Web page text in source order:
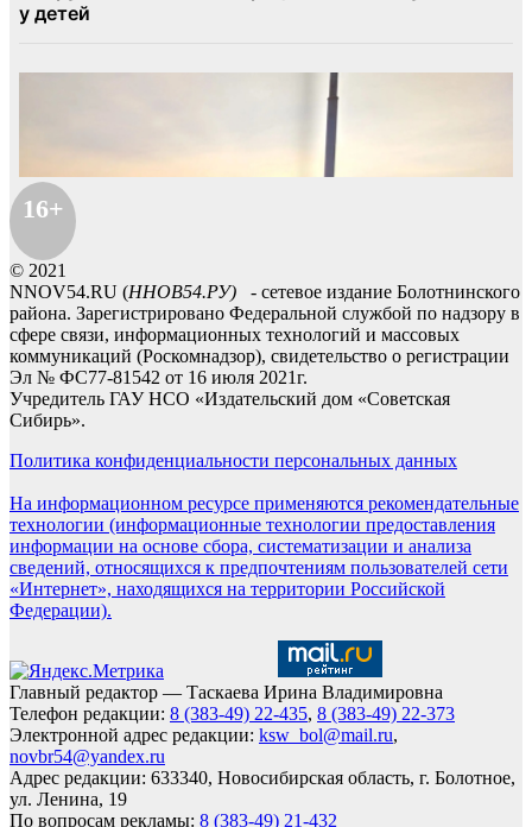
16+
© 2021
NNOV54.RU (ННОВ54.РУ) - сетевое издание Болотнинского
района. Зарегистрировано Федеральной службой по надзору в
сфере связи, информационных технологий и массовых
коммуникаций (Роскомнадзор), свидетельство о регистрации
Эл № ФС77-81542 от 16 июля 2021г.
Учредитель ГАУ НСО «Издательский дом «Советская
Сибирь».
Политика конфиденциальности персональных данных
На информационном ресурсе применяются рекомендательные
технологии (информационные технологии предоставления
информации на основе сбора, систематизации и анализа
сведений, относящихся к предпочтениям пользователей сети
«Интернет», находящихся на территории Российской
Федерации).
Главный редактор — Таскаева Ирина Владимировна
Телефон редакции: 8 (383-49) 22-435, 8 (383-49) 22-373
Электронной адрес редакции: ksw_bol@mail.ru,
novbr54@yandex.ru
Адрес редакции: 633340, Новосибирская область, г. Болотное,
ул. Ленина, 19
По вопросам рекламы: 8 (383-49) 21-432